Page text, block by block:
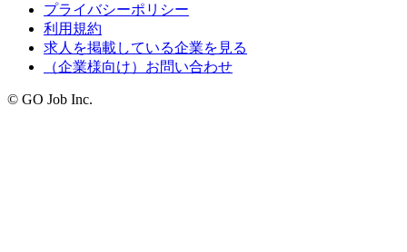
プライバシーポリシー
利用規約
求人を掲載している企業を見る
（企業様向け）お問い合わせ
© GO Job Inc.